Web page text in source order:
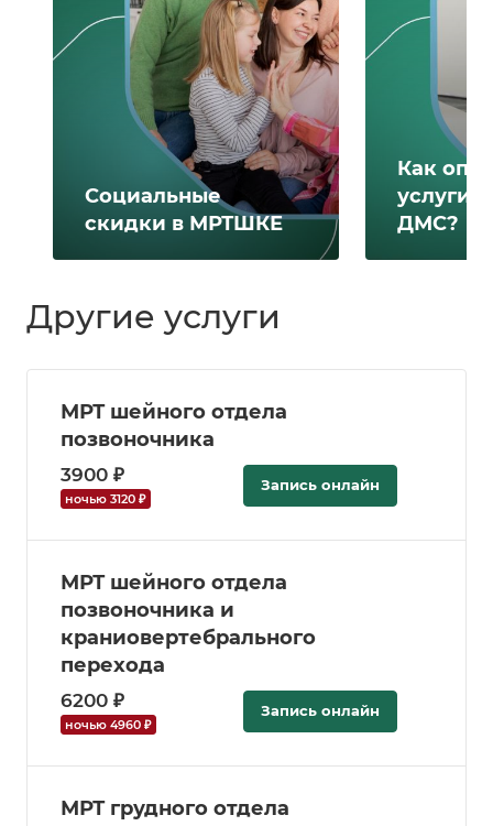
Социальные
скидки в МРТШКЕ
Как
услуги
ДМС?
Другие услуги
МРТ шейного отдела
позвоночника
3900 ₽
ночью 3120 ₽
Запись онлайн
МРТ шейного отдела
позвоночника и
краниовертебрального
перехода
6200 ₽
ночью 4960 ₽
Запись онлайн
МРТ грудного отдела